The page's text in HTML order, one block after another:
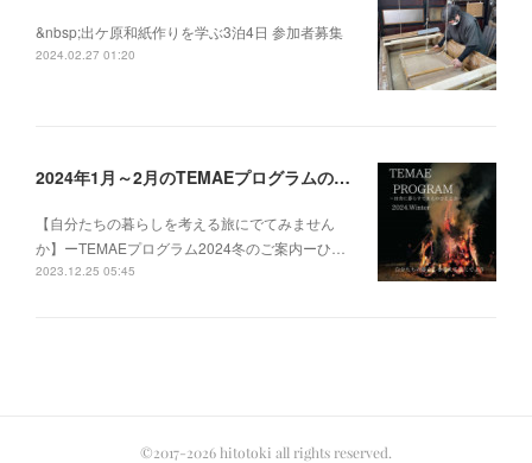
&nbsp;出ケ原和紙作りを学ぶ3泊4日 参加者募集
2024.02.27 01:20
2024年1月～2月のTEMAEプログラムの募集を開始いたしました
【自分たちの暮らしを考える旅にでてみません
か】ーTEMAEプログラム2024冬のご案内ーひ…
2023.12.25 05:45
©2017-2026 hitotoki all rights reserved.